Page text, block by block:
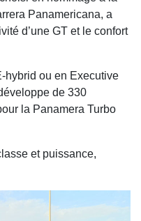
Panamericana, a
d’une GT et le confort
hybrid ou en Executive
de 330
la Panamera Turbo
et puissance,